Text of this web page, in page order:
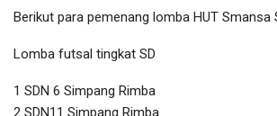
Berikut para pemenang lomba HUT Smansa
Lomba futsal tingkat SD
1 SDN 6 Simpang Rimba
2 SDN11 Simpang Rimba